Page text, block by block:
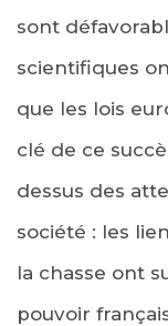
sont
scientifiques
que les lois
clé de ce
dessus des
société : les
la chasse ont
pouvoir